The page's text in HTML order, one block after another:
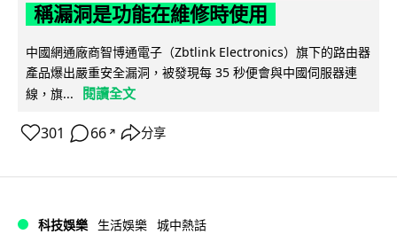
稱漏洞是功能在維修時使用
中國網通廠商智博通電子（Zbtlink Electronics）旗下的路由器
產品爆出嚴重安全漏洞，被發現每 35 秒便會與中國伺服器連
線，旗...
閱讀全文
301 66 ↗ 分享
科技娛樂 生活娛樂 城中熱話